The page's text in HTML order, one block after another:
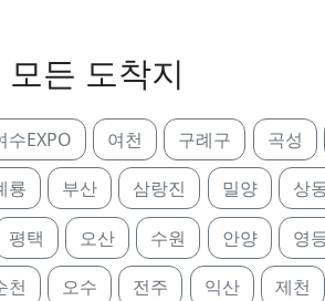
든 도착지
수EXPO 여천 구례구 곡성
룡 부산 삼랑진 밀양 상
평택 오산 수원 안양 영
천 오수 전주 익산 제천